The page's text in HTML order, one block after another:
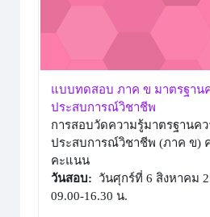
แบบทดสอบ ภาค ข มาตรฐาน
ประสบการณ์วิชาชีพ
การสอบวัดความรู้มาตรฐานค
ประสบการณ์วิชาชีพ (ภาค ข)
คะแนน
วันสอบ: วันศุกร์ที่ 6 สิงหาคม
09.00-16.30 น.